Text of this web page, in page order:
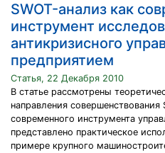
SWOT-анализ как
инструмент
антикризисного
предприятием
Статья, 22 Декабря 2010
В статье рассмотрены
направления совершенствования
современного инструмента
представлено практическое
примере крупного